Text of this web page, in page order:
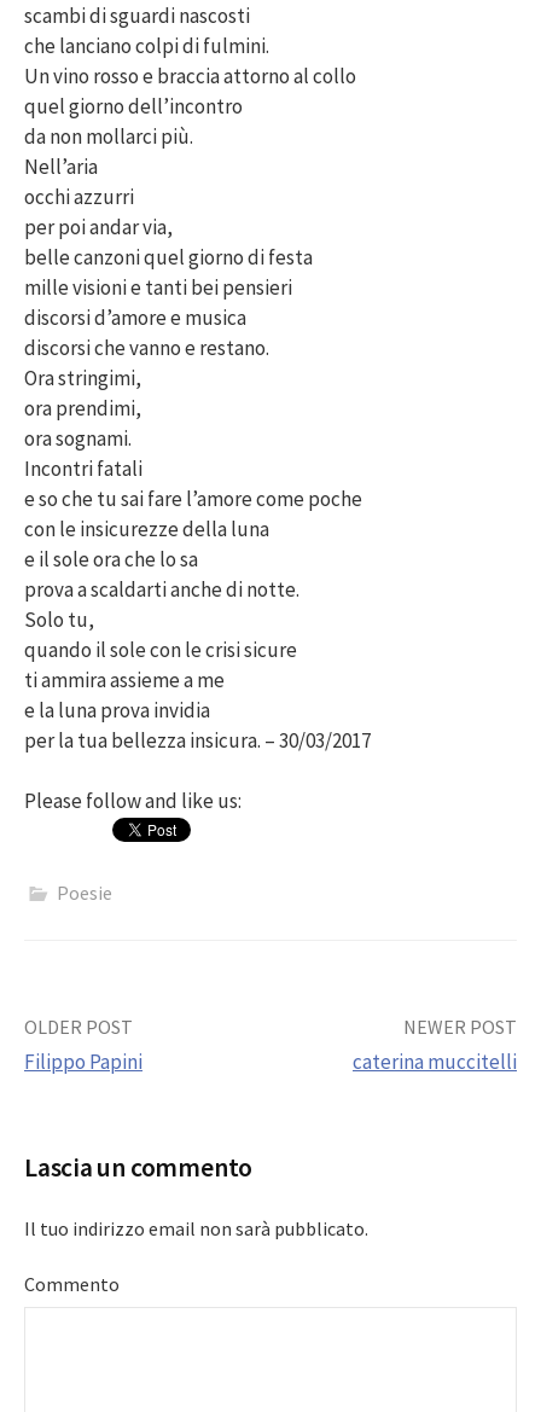
scambi di sguardi nascosti
che lanciano colpi di fulmini.
Un vino rosso e braccia attorno al collo
quel giorno dell’incontro
da non mollarci più.
Nell’aria
occhi azzurri
per poi andar via,
belle canzoni quel giorno di festa
mille visioni e tanti bei pensieri
discorsi d’amore e musica
discorsi che vanno e restano.
Ora stringimi,
ora prendimi,
ora sognami.
Incontri fatali
e so che tu sai fare l’amore come poche
con le insicurezze della luna
e il sole ora che lo sa
prova a scaldarti anche di notte.
Solo tu,
quando il sole con le crisi sicure
ti ammira assieme a me
e la luna prova invidia
per la tua bellezza insicura. – 30/03/2017
Please follow and like us:
Poesie
Post
OLDER POST
Filippo Papini
NEWER POST
caterina muccitelli
Lascia un commento
Il tuo indirizzo email non sarà pubblicato.
Commento